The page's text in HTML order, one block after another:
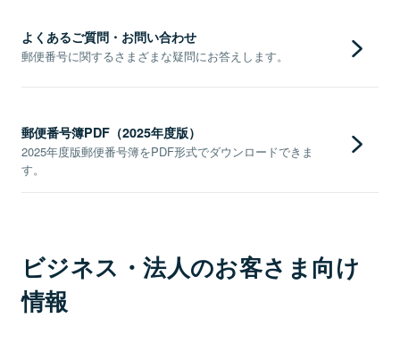
よくあるご質問・お問い合わせ
郵便番号に関するさまざまな疑問にお答えします。
郵便番号簿PDF（2025年度版）
2025年度版郵便番号簿をPDF形式でダウンロードできま
す。
ビジネス・法人のお客さま向け
情報